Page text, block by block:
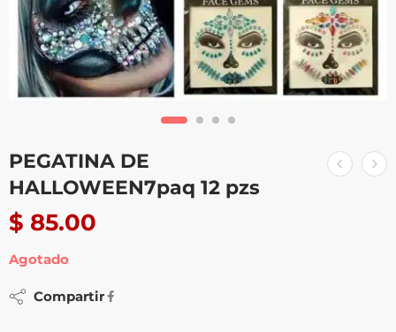
PEGATINA DE
HALLOWEEN7paq 12 pzs
$ 85.00
Agotado
Compartir